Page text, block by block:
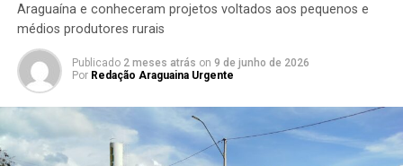
Araguaína e conheceram projetos voltados aos pequenos e
médios produtores rurais
Publicado 2 meses atrás on 9 de junho de 2026
Por Redação Araguaina Urgente